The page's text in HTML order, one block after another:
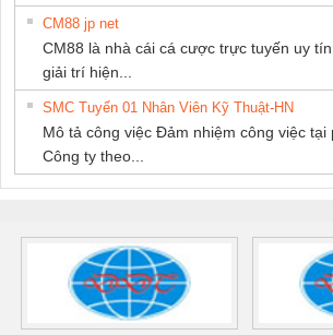
CM88 jp net
CM88 là nhà cái cá cược trực tuyến uy
giải trí hiện...
SMC Tuyển 01 Nhân Viên Kỹ Thuật-HN
Mô tả công việc Đảm nhiệm công việc tại
Công ty theo...